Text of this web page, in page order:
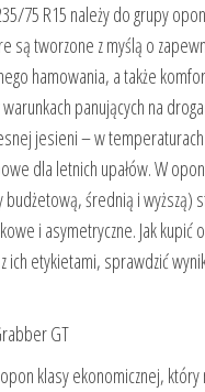
75 R15 należy do grupy
są tworzone z myślą o
hamowania, a także
panujących na
jesieni – w
dla letnich upałów. W
budżetową, średnią i wyższą)
i asymetryczne. Jak kupić
ich etykietami, sprawdzić
GT
klasy ekonomicznej,